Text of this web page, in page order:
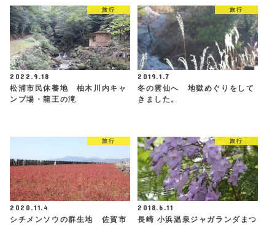
旅行
2022.9.18
松浦市民休養地 柚木川内キャ
ンプ場・龍王の滝
旅行
2019.1.7
冬の雲仙へ 地獄めぐりをして
きました。
旅行
2020.11.4
シチメンソウの群生地 佐賀市
旅行
2018.6.11
長崎 小浜温泉ジャガランダまつ